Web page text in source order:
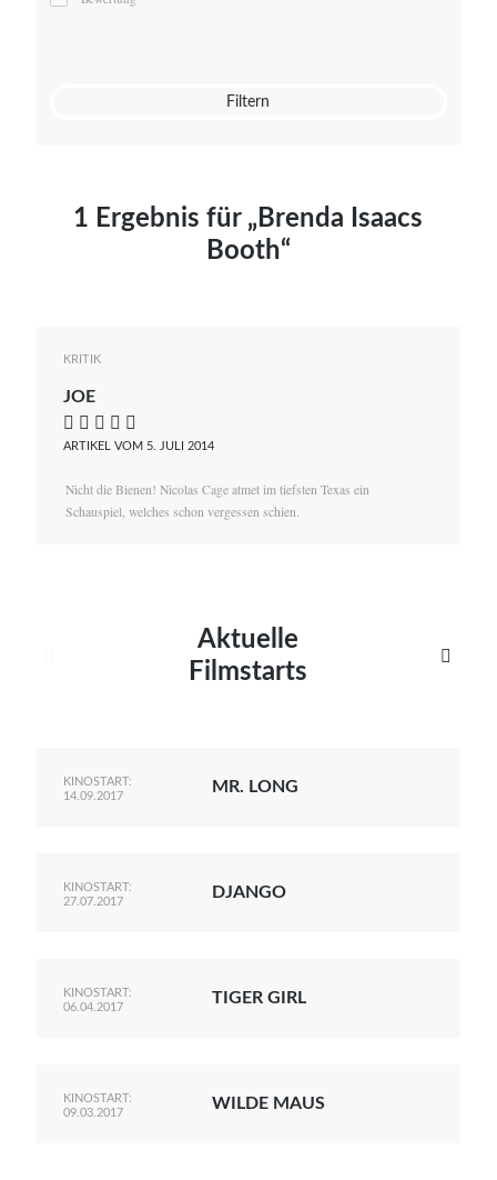
Mato von Vogelstein
Filtern
1 Ergebnis für „Brenda Isaacs
Booth“
KRITIK
JOE
    
ARTIKEL VOM 5. JULI 2014
Nicht die Bienen! Nicolas Cage atmet im tiefsten Texas ein
Schauspiel, welches schon vergessen schien.
Aktuelle
Filmstarts

KINOSTART:
14.09.2017
MR. LONG
KINOSTART:
27.07.2017
DJANGO
KINOSTART:
06.04.2017
TIGER GIRL
KINOSTART:
09.03.2017
WILDE MAUS